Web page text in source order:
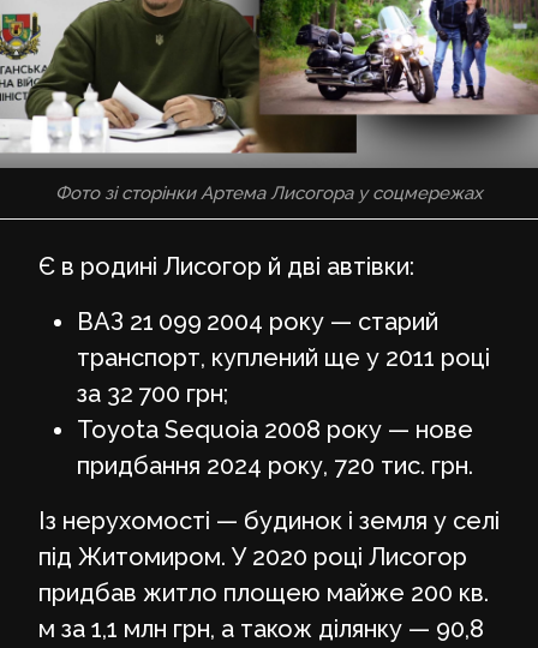
Фото зі сторінки Артема Лисогора у соцмережах
Є в родині Лисогор й дві автівки:
ВАЗ 21 099 2004 року — старий
транспорт, куплений ще у 2011 році
за 32 700 грн;
Toyota Sequoia 2008 року — нове
придбання 2024 року, 720 тис. грн.
Із нерухомості — будинок і земля у селі
під Житомиром. У 2020 році Лисогор
придбав житло площею майже 200 кв.
м за 1,1 млн грн, а також ділянку — 90,8